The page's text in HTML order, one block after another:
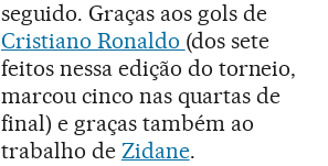
seguido. Graças aos gols de
Cristiano Ronaldo (dos sete
feitos nessa edição do torneio,
marcou cinco nas quartas de
final) e graças também ao
trabalho de Zidane.